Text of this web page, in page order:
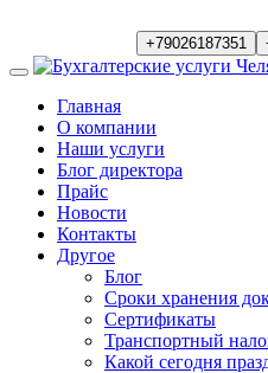
+79026187351
Главная
О компании
Наши услуги
Блог директора
Прайс
Новости
Контакты
Другое
Блог
Сроки хранения
Сертификаты
Транспортный
Какой сегодня